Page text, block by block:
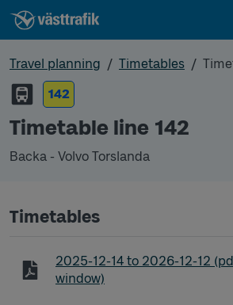
Travel planning Timetables
142
Timetable line 142
Backa - Volvo Torslanda
Timetables
Timetable line 142 Backa -
2025-12-14 to 2026-12-12
window)